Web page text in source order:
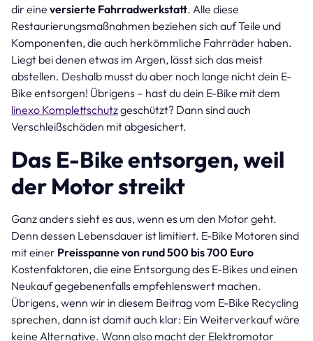
dir eine versierte Fahrradwerkstatt. Alle diese
Restaurierungsmaßnahmen beziehen sich auf Teile und
Komponenten, die auch herkömmliche Fahrräder haben.
Liegt bei denen etwas im Argen, lässt sich das meist
abstellen. Deshalb musst du aber noch lange nicht dein E-
Bike entsorgen! Übrigens – hast du dein E-Bike mit dem
linexo Komplettschutzgeschützt? Dann sind auch
Verschleißschäden mit abgesichert.
Das E-Bike entsorgen, weil
der Motor streikt
Ganz anders sieht es aus, wenn es um den Motor geht.
Denn dessen Lebensdauer ist limitiert. E-Bike Motoren sind
mit einer Preisspanne von rund 500 bis 700 Euro
Kostenfaktoren, die eine Entsorgung des E-Bikes und einen
Neukauf gegebenenfalls empfehlenswert machen.
Übrigens, wenn wir in diesem Beitrag vom E-Bike Recycling
sprechen, dann ist damit auch klar: Ein Weiterverkauf wäre
keine Alternative. Wann also macht der Elektromotor